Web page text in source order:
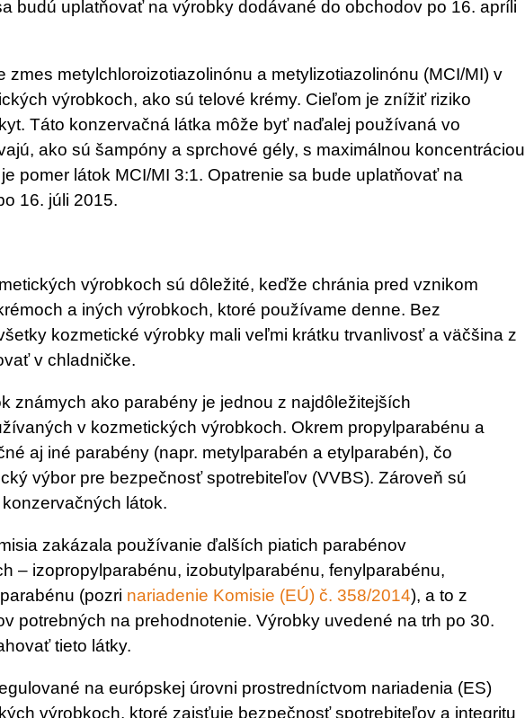
budú uplatňovať na výrobky dodávané do obchodov po 16. apríli
zmes metylchloroizotiazolinónu a metylizotiazolinónu (MCI/MI) v
výrobkoch, ako sú telové krémy. Cieľom je znížiť riziko
Táto konzervačná látka môže byť naďalej používaná vo
ako sú šampóny a sprchové gély, s maximálnou koncentráciou
pomer látok MCI/MI 3:1. Opatrenie sa bude uplatňovať na
16. júli 2015.
výrobkoch sú dôležité, keďže chránia pred vznikom
a iných výrobkoch, ktoré používame denne. Bez
kozmetické výrobky mali veľmi krátku trvanlivosť a väčšina z
v chladničke.
známych ako parabény je jednou z najdôležitejších
v kozmetických výrobkoch. Okrem propylparabénu a
aj iné parabény (napr. metylparabén a etylparabén), čo
výbor pre bezpečnosť spotrebiteľov (VVBS). Zároveň sú
látok.
zakázala používanie ďalších piatich parabénov
– izopropylparabénu, izobutylparabénu, fenylparabénu,
(pozri nariadenie Komisie (EÚ) č. 358/2014), a to z
potrebných na prehodnotenie. Výrobky uvedené na trh po 30.
tieto látky.
na európskej úrovni prostredníctvom nariadenia (ES)
výrobkoch, ktoré zaisťuje bezpečnosť spotrebiteľov a integritu